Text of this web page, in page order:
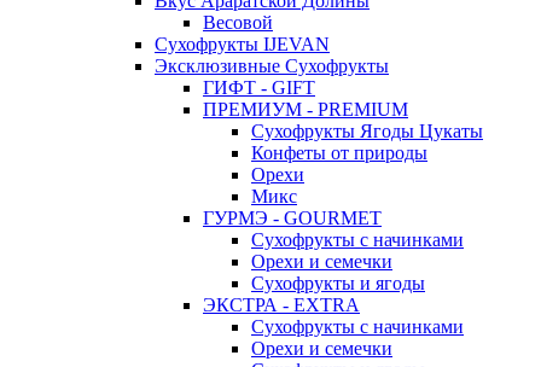
Весовой
Сухофрукты IJEVAN
Эксклюзивные Сухофрукты
ГИФТ - GIFT
ПРЕМИУМ - PREMIUM
Сухофрукты Ягоды Цукаты
Конфеты от природы
Орехи
Микс
ГУРМЭ - GOURMET
Сухофрукты с начинками
Орехи и семечки
Сухофрукты и ягоды
ЭКСТРА - EXTRA
Сухофрукты с начинками
Орехи и семечки